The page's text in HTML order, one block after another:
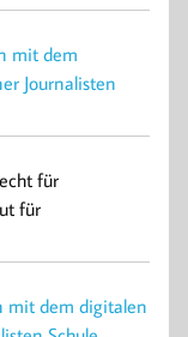
mit dem
Journalisten
für
für
mit dem digitalen